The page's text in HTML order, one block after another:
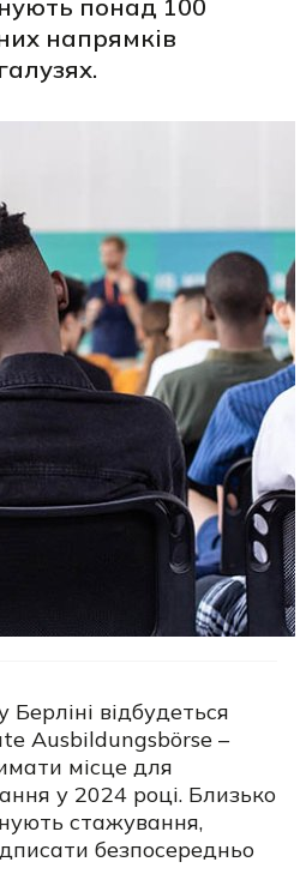
понад 100
напрямків
Берліні відбудеться
Ausbildungsbörse –
місце для
у 2024 році. Близько
стажування,
безпосередньо